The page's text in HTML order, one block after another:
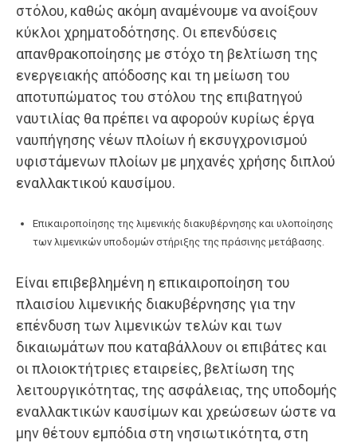
στόλου, καθώς ακόμη αναμένουμε να ανοίξουν
κύκλοι χρηματοδότησης. Οι επενδύσεις
απανθρακοποίησης με στόχο τη βελτίωση της
ενεργειακής απόδοσης και τη μείωση του
αποτυπώματος του στόλου της επιβατηγού
ναυτιλίας θα πρέπει να αφορούν κυρίως έργα
ναυπήγησης νέων πλοίων ή εκσυγχρονισμού
υφιστάμενων πλοίων με μηχανές χρήσης διπλού
εναλλακτικού καυσίμου.
Επικαιροποίησης της λιμενικής διακυβέρνησης και υλοποίησης
των λιμενικών υποδομών στήριξης της πράσινης μετάβασης.
Είναι επιβεβλημένη η επικαιροποίηση του
πλαισίου λιμενικής διακυβέρνησης για την
επένδυση των λιμενικών τελών και των
δικαιωμάτων που καταβάλλουν οι επιβάτες και
οι πλοιοκτήτριες εταιρείες, βελτίωση της
λειτουργικότητας, της ασφάλειας, της υποδομής
εναλλακτικών καυσίμων και χρεώσεων ώστε να
μην θέτουν εμπόδια στη νησιωτικότητα, στη